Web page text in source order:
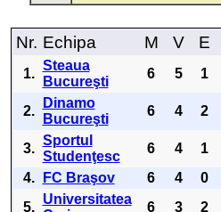
Nr. Echipa M V E
1.
Steaua
Bucureşti
6 5 1
2.
Dinamo
Bucureşti
6 4 2
3.
Sportul
Studenţesc
6 4 1
4.
FC Braşov 6 4 0
5.
Universitatea
6 3 2